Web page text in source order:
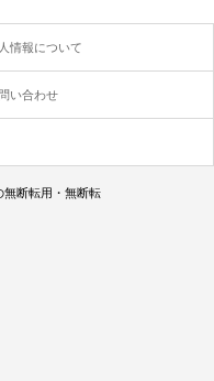
情報について
い合わせ
無断転用・無断転